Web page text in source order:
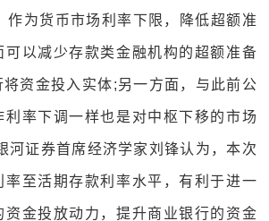
作为货币市场利率下限，降低超额准
可以减少存款类金融机构的超额准备
资金投入实体;另一方面，与此前公
利率下调一样也是对中枢下移的市场
河证券首席经济学家刘锋认为，本次
率至活期存款利率水平，有利于进一
资金投放动力，提升商业银行的资金